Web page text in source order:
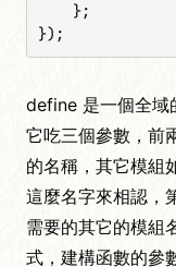
    };
});
define 是一個全域
它吃三個參數，前
的名稱，其它模組
這麼名字來相認，
需要的其它的模組
式，建構函數的參